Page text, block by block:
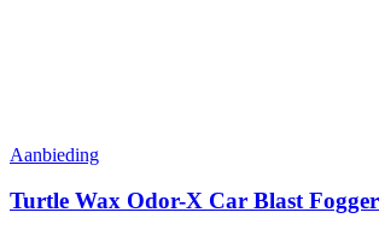
Aanbieding
Turtle Wax Odor-X Car Blast